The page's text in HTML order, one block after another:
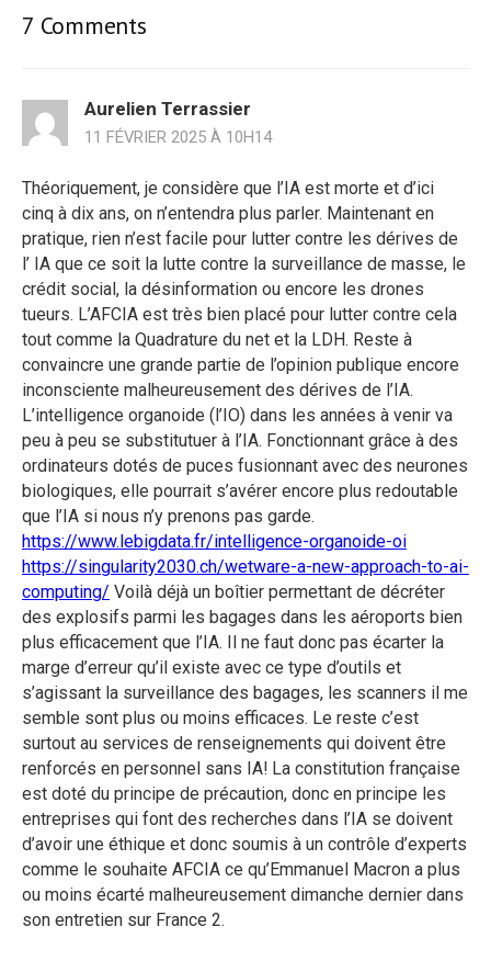
7 Comments
Aurelien Terrassier
11 FÉVRIER 2025 À 10H14
Théoriquement, je considère que l’IA est morte et d’ici
cinq à dix ans, on n’entendra plus parler. Maintenant en
pratique, rien n’est facile pour lutter contre les dérives de
l’ IA que ce soit la lutte contre la surveillance de masse, le
crédit social, la désinformation ou encore les drones
tueurs. L’AFCIA est très bien placé pour lutter contre cela
tout comme la Quadrature du net et la LDH. Reste à
convaincre une grande partie de l’opinion publique encore
inconsciente malheureusement des dérives de l’IA.
L’intelligence organoide (l’IO) dans les années à venir va
peu à peu se substitutuer à l’IA. Fonctionnant grâce à des
ordinateurs dotés de puces fusionnant avec des neurones
biologiques, elle pourrait s’avérer encore plus redoutable
que l’IA si nous n’y prenons pas garde.
https://www.lebigdata.fr/intelligence-organoide-oi
https://singularity2030.ch/wetware-a-new-approach-to-ai-
computing/ Voilà déjà un boîtier permettant de décréter
des explosifs parmi les bagages dans les aéroports bien
plus efficacement que l’IA. Il ne faut donc pas écarter la
marge d’erreur qu’il existe avec ce type d’outils et
s’agissant la surveillance des bagages, les scanners il me
semble sont plus ou moins efficaces. Le reste c’est
surtout au services de renseignements qui doivent être
renforcés en personnel sans IA! La constitution française
est doté du principe de précaution, donc en principe les
entreprises qui font des recherches dans l’IA se doivent
d’avoir une éthique et donc soumis à un contrôle d’experts
comme le souhaite AFCIA ce qu’Emmanuel Macron a plus
ou moins écarté malheureusement dimanche dernier dans
son entretien sur France 2.